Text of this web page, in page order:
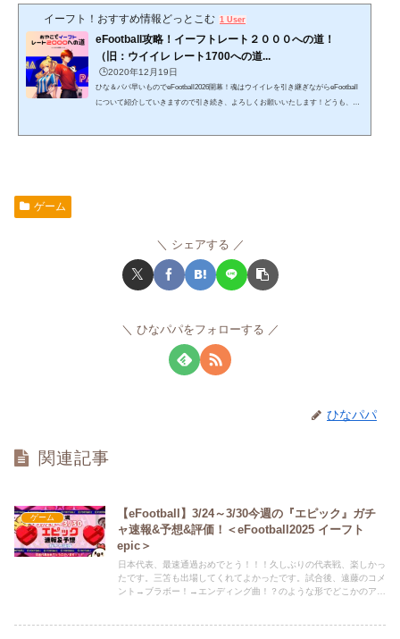
イーフト！おすすめ情報どっとこむ 1 User
eFootball攻略！イーフトレート２０００への道！
（旧：ウイイレ レート1700への道...
🕒️2020年12月19日
ひな＆パパ早いものでeFootball2026開幕！魂はウイイレを引き継ぎながらeFootball
について紹介していきますので引き続き、よろしくお願いいたします！どうも、ひ
ゲーム
シェアする
ひなパパをフォローする
ひなパパ
関連記事
ゲーム
【eFootball】3/24～3/30今週の『エピック』ガチ
ャ速報&予想&評価！＜eFootball2025 イーフト
epic＞
日本代表、最速通過おめでとう！！！久しぶりの代表戦、楽しかっ
たです。三笘も出場してくれてよかったです。試合後、遠藤のコメ
ント→ブラボー！→エンディング曲！？のような形でどこかのアニ